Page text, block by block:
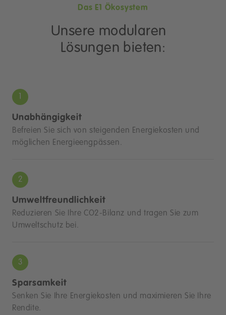
Das E1 Ökosystem
Unsere modularen
Lösungen bieten:
Unabhängigkeit
Befreien Sie sich von steigenden Energiekosten und
möglichen Energieengpässen.
Umweltfreundlichkeit
Reduzieren Sie Ihre CO2-Bilanz und tragen Sie zum
Umweltschutz bei.
Sparsamkeit
Senken Sie Ihre Energiekosten und maximieren Sie Ihre
Rendite.